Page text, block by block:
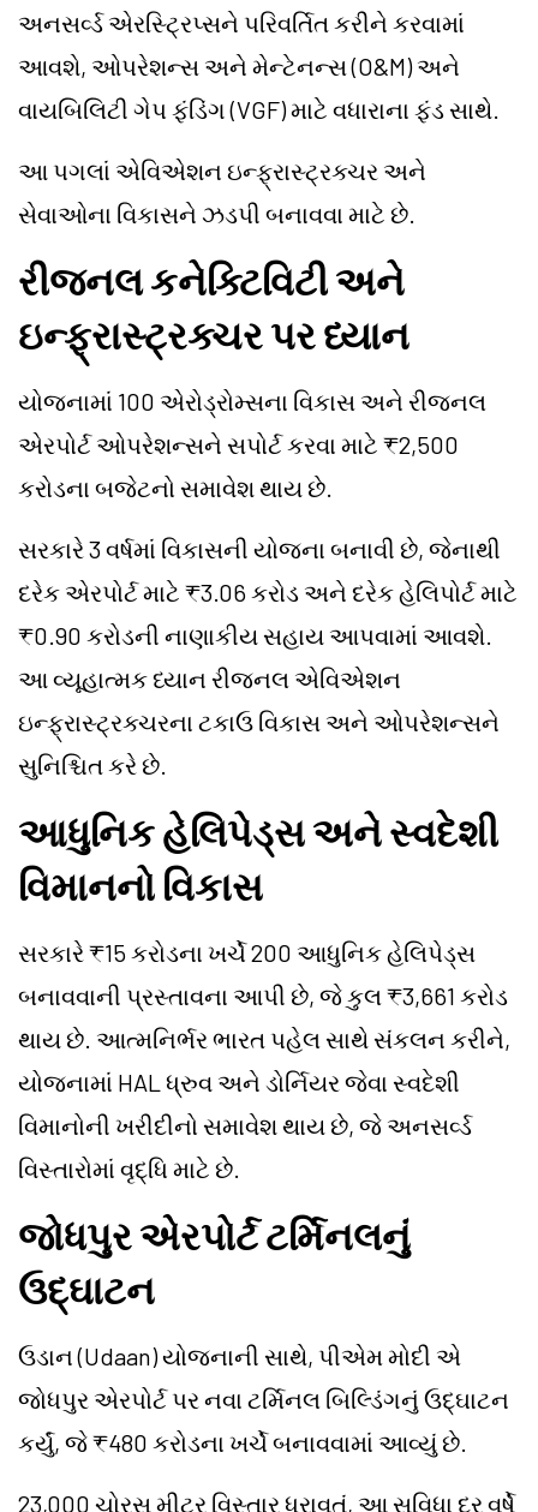
અનસર્વ્ડ એરસ્ટ્રિપ્સને પરિવર્તિત કરીને કરવામાં
આવશે, ઓપરેશન્સ અને મેન્ટેનન્સ (O&M) અને
વાયબિલિટી ગેપ ફંડિંગ (VGF) માટે વધારાના ફંડ સાથે.
આ પગલાં એવિએશન ઇન્ફ્રાસ્ટ્રક્ચર અને
સેવાઓના વિકાસને ઝડપી બનાવવા માટે છે.
રીજનલ કનેક્ટિવિટી અને
ઇન્ફ્રાસ્ટ્રક્ચર પર ધ્યાન
યોજનામાં 100 એરોડ્રોમ્સના વિકાસ અને રીજનલ
એરપોર્ટ ઓપરેશન્સને સપોર્ટ કરવા માટે ₹2,500
કરોડના બજેટનો સમાવેશ થાય છે.
સરકારે 3 વર્ષમાં વિકાસની યોજના બનાવી છે, જેનાથી
દરેક એરપોર્ટ માટે ₹3.06 કરોડ અને દરેક હેલિપોર્ટ માટે
₹0.90 કરોડની નાણાકીય સહાય આપવામાં આવશે.
આ વ્યૂહાત્મક ધ્યાન રીજનલ એવિએશન
ઇન્ફ્રાસ્ટ્રક્ચરના ટકાઉ વિકાસ અને ઓપરેશન્સને
સુનિશ્ચિત કરે છે.
આધુનિક હેલિપેડ્સ અને સ્વદેશી
વિમાનનો વિકાસ
સરકારે ₹15 કરોડના ખર્ચે 200 આધુનિક હેલિપેડ્સ
બનાવવાની પ્રસ્તાવના આપી છે, જે કુલ ₹3,661 કરોડ
થાય છે. આત્મનિર્ભર ભારત પહેલ સાથે સંકલન કરીને,
યોજનામાં HAL ધ્રુવ અને ડોર્નિયર જેવા સ્વદેશી
વિમાનોની ખરીદીનો સમાવેશ થાય છે, જે અનસર્વ્ડ
વિસ્તારોમાં વૃદ્ધિ માટે છે.
જોધપુર એરપોર્ટ ટર્મિનલનું
ઉદ્ઘાટન
ઉડાન (Udaan) યોજનાની સાથે, પીએમ મોદી એ
જોધપુર એરપોર્ટ પર નવા ટર્મિનલ બિલ્ડિંગનું ઉદ્ઘાટન
કર્યું, જે ₹480 કરોડના ખર્ચે બનાવવામાં આવ્યું છે.
23,000 ચોરસ મીટર વિસ્તાર ધરાવતું, આ સુવિધા દર વર્ષે